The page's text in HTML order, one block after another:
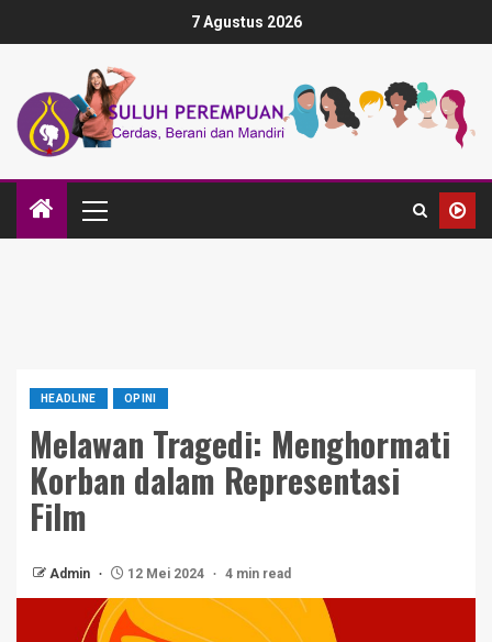
7 Agustus 2026
HEADLINE OPINI
Melawan Tragedi: Menghormati
Korban dalam Representasi
Film
Admin 12 Mei 2024 4 min read